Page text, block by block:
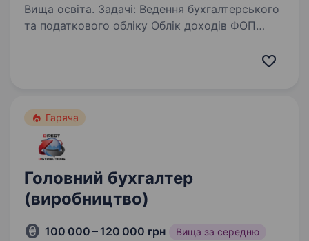
Вища освіта. Задачі: Ведення бухгалтерського
та податкового обліку Облік доходів ФОП
Гаряча
Головний бухгалтер
(виробництво)
100 000 – 120 000 грн Вища за середню